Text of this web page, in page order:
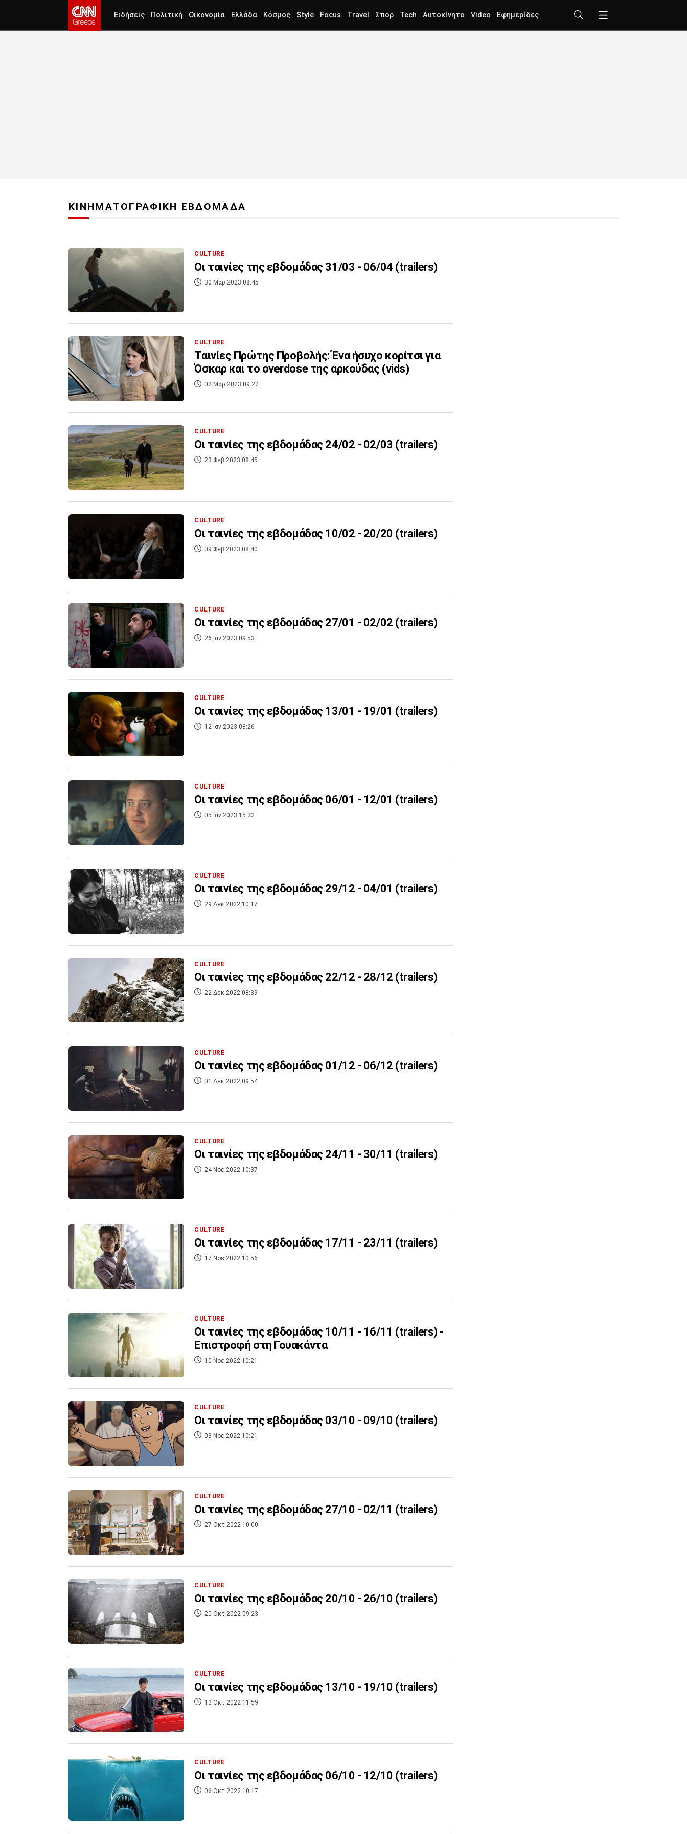
Ειδήσεις Πολιτική Οικονομία Ελλάδα Κόσμος Style Focus Travel Σπορ Tech Αυτοκίνητο Video Εφημερίδες
ΚΙΝΗΜΑΤΟΓΡΑΦΙΚΗ ΕΒΔΟΜΑΔΑ
CULTURE
Οι ταινίες της εβδομάδας 31/03 - 06/04 (trailers)
30 Μαρ 2023 08:45
CULTURE
Ταινίες Πρώτης Προβολής: Ένα ήσυχο κορίτσι για
Όσκαρ και το overdose της αρκούδας (vids)
02 Μαρ 2023 09:22
CULTURE
Οι ταινίες της εβδομάδας 24/02 - 02/03 (trailers)
23 Φεβ 2023 08:45
CULTURE
Οι ταινίες της εβδομάδας 10/02 - 20/20 (trailers)
09 Φεβ 2023 08:40
CULTURE
Οι ταινίες της εβδομάδας 27/01 - 02/02 (trailers)
26 Ιαν 2023 09:53
CULTURE
Οι ταινίες της εβδομάδας 13/01 - 19/01 (trailers)
12 Ιαν 2023 08:26
CULTURE
Οι ταινίες της εβδομάδας 06/01 - 12/01 (trailers)
05 Ιαν 2023 15:32
CULTURE
Οι ταινίες της εβδομάδας 29/12 - 04/01 (trailers)
29 Δεκ 2022 10:17
CULTURE
Οι ταινίες της εβδομάδας 22/12 - 28/12 (trailers)
22 Δεκ 2022 08:39
CULTURE
Οι ταινίες της εβδομάδας 01/12 - 06/12 (trailers)
01 Δεκ 2022 09:54
CULTURE
Οι ταινίες της εβδομάδας 24/11 - 30/11 (trailers)
24 Νοε 2022 10:37
CULTURE
Οι ταινίες της εβδομάδας 17/11 - 23/11 (trailers)
17 Νοε 2022 10:56
CULTURE
Οι ταινίες της εβδομάδας 10/11 - 16/11 (trailers) -
Επιστροφή στη Γουακάντα
10 Νοε 2022 10:21
CULTURE
Οι ταινίες της εβδομάδας 03/10 - 09/10 (trailers)
03 Νοε 2022 10:21
CULTURE
Οι ταινίες της εβδομάδας 27/10 - 02/11 (trailers)
27 Οκτ 2022 10:00
CULTURE
Οι ταινίες της εβδομάδας 20/10 - 26/10 (trailers)
20 Οκτ 2022 09:23
CULTURE
Οι ταινίες της εβδομάδας 13/10 - 19/10 (trailers)
13 Οκτ 2022 11:59
CULTURE
Οι ταινίες της εβδομάδας 06/10 - 12/10 (trailers)
06 Οκτ 2022 10:17